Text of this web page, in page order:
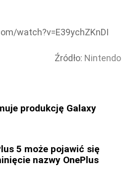
watch?v=E39ychZKnDI
Źródło: Nintendo
produkcję Galaxy
5 może pojawić się
nazwy OnePlus